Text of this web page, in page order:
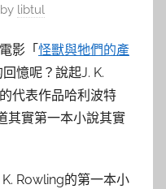
by libtul
影「 怪獸與牠們的產
憶呢？說起J. K.
代表作品哈利波特
其實第一本小說其實
Rowling的第一本小